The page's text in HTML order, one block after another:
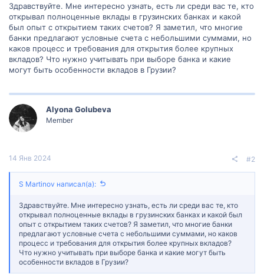
Здравствуйте. Мне интересно узнать, есть ли среди вас те, кто
открывал полноценные вклады в грузинских банках и какой
был опыт с открытием таких счетов? Я заметил, что многие
банки предлагают условные счета с небольшими суммами, но
каков процесс и требования для открытия более крупных
вкладов? Что нужно учитывать при выборе банка и какие
могут быть особенности вкладов в Грузии?
Alyona Golubeva
Member
14 Янв 2024 #2
S Martinov написал(а):
Здравствуйте. Мне интересно узнать, есть ли среди вас те, кто
открывал полноценные вклады в грузинских банках и какой был
опыт с открытием таких счетов? Я заметил, что многие банки
предлагают условные счета с небольшими суммами, но каков
процесс и требования для открытия более крупных вкладов?
Что нужно учитывать при выборе банка и какие могут быть
особенности вкладов в Грузии?